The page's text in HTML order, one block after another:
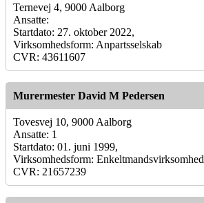
Ternevej 4, 9000 Aalborg
Ansatte:
Startdato: 27. oktober 2022,
Virksomhedsform: Anpartsselskab
CVR: 43611607
Murermester David M Pedersen
Tovesvej 10, 9000 Aalborg
Ansatte: 1
Startdato: 01. juni 1999,
Virksomhedsform: Enkeltmandsvirksomhed
CVR: 21657239